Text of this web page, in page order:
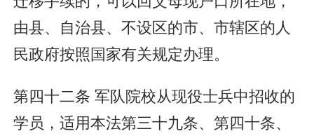
由县、自治县、不设区的市、市辖区的人
民政府按照国家有关规定办理。
第四十二条 军队院校从现役士兵中招收的
学员，适用本法第三十九条、第四十条、